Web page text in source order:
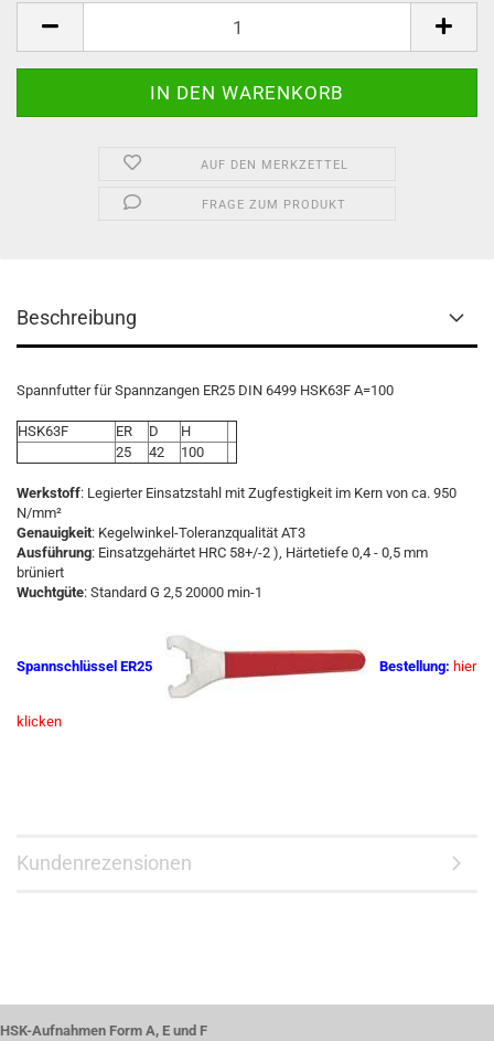
AUF DEN MERKZETTEL
FRAGE ZUM PRODUKT
Beschreibung
Spannfutter für Spannzangen ER25 DIN 6499 HSK63F A=100
HSK63F ER D
H
25
42 100
Werkstoff: Legierter Einsatzstahl mit Zugfestigkeit im Kern von ca. 950
N/mm²
Genauigkeit: Kegelwinkel-Toleranzqualität AT3
Ausführung: Einsatzgehärtet HRC 58+/-2 ), Härtetiefe 0,4 - 0,5 mm
brüniert
Wuchtgüte: Standard G 2,5 20000 min-1
Spannschlüssel ER25 Bestellung: hier
klicken
Kundenrezensionen
HSK-Aufnahmen Form A, E und F